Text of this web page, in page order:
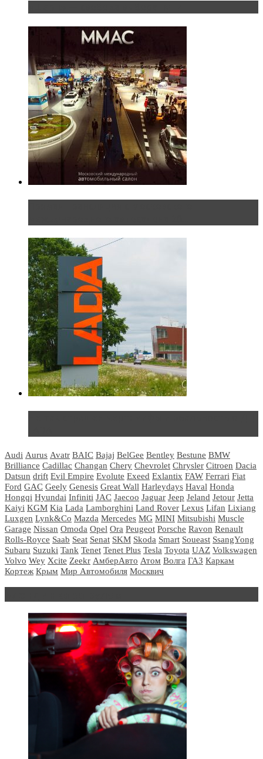
Audi Aurus Avatr BAIC Bajaj BelGee Bentley Bestune BMW
Brilliance Cadillac Changan Chery Chevrolet Chrysler Citroen Dacia
Datsun drift Evil Empire Evolute Exeed Exlantix FAW Ferrari Fiat
Ford GAC Geely Genesis Great Wall Harleydays Haval Honda
Hongqi Hyundai Infiniti JAC Jaecoo Jaguar Jeep Jeland Jetour Jetta
Kaiyi KGM Kia Lada Lamborghini Land Rover Lexus Lifan Lixiang
Luxgen Lynk&Co Mazda Mercedes MG MINI Mitsubishi Muscle
Garage Nissan Omoda Opel Ora Peugeot Porsche Ravon Renault
Rolls-Royce Saab Seat Senat SKM Skoda Smart Soueast SsangYong
Subaru Suzuki Tank Tenet Tenet Plus Tesla Toyota UAZ Volkswagen
Volvo Wey Xcite Zeekr АмберАвто Атом Волга ГАЗ Каркам
Кортеж Крым Мир Автомобиля Москвич